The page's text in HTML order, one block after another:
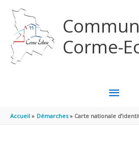
Corme-
MENU
Accueil Démarches Carte nationale